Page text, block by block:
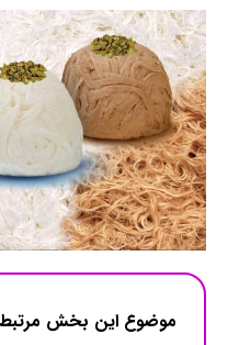
موضوع این بخش مرتبط